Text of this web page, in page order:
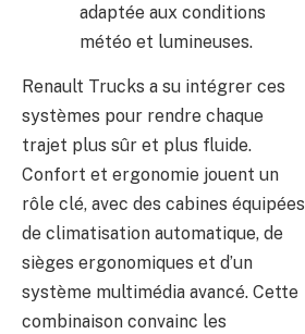
adaptée aux conditions
météo et lumineuses.
Renault Trucks a su intégrer ces
systèmes pour rendre chaque
trajet plus sûr et plus fluide.
Confort et ergonomie jouent un
rôle clé, avec des cabines équipées
de climatisation automatique, de
sièges ergonomiques et d’un
système multimédia avancé. Cette
combinaison convainc les